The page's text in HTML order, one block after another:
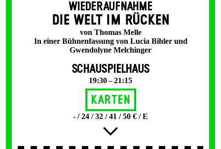
WIEDERAUFNAHME
DIE WELT IM RÜCKEN
von Thomas Melle
In einer Bühnenfassung von Lucia Bihler und
Gwendolyne Melchinger
SCHAUSPIELHAUS
19:30 – 21:15
Karten
- / 24 / 32 / 41 / 50 € / E